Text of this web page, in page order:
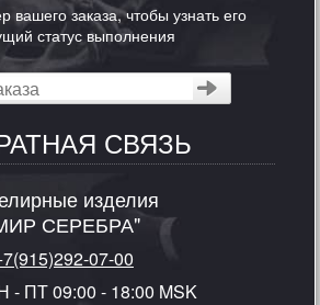
вашего заказа, чтобы узнать его
статус выполнения
СВЯЗЬ
изделия
СЕРЕБРА"
07-00
- ПТ 09:00 - 18:00 MSK